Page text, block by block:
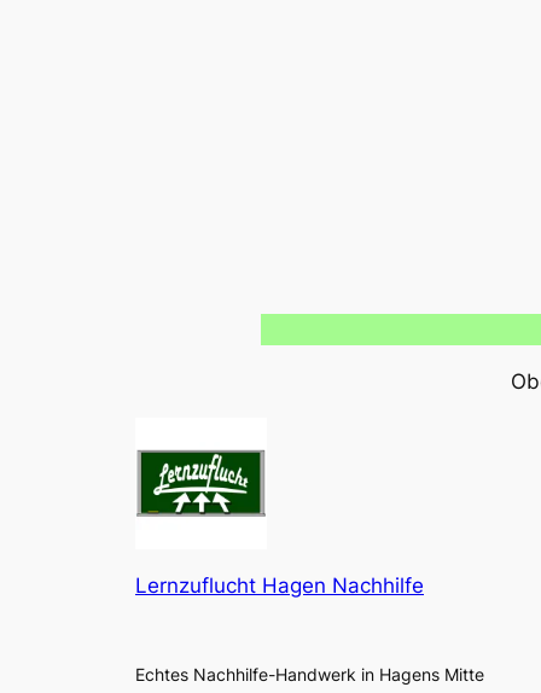
Lernzuflucht Hagen Nachhilfe
Echtes Nachhilfe-Handwerk in Hagens Mitte